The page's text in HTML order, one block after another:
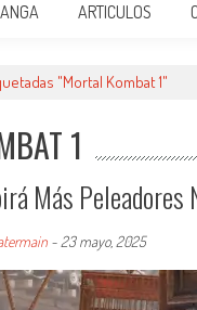
ARTICULOS
"Mortal Kombat 1"
1
Más
- 23 mayo, 2025